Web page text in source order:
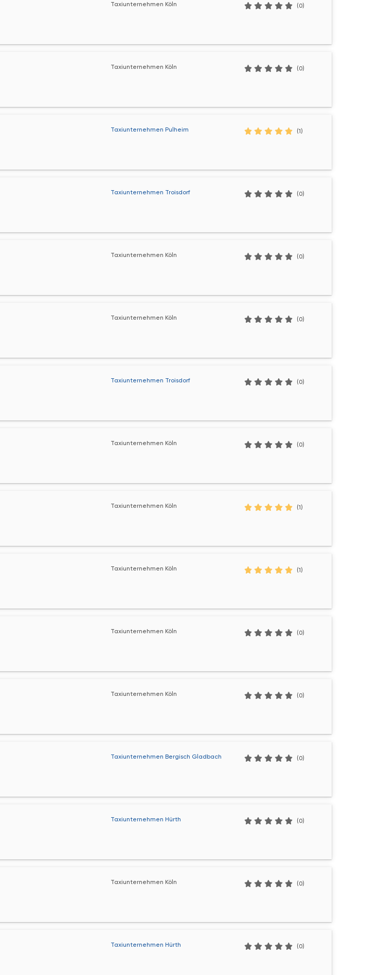
Taxiunternehmen Köln (0)
Taxiunternehmen Köln (0)
Taxiunternehmen Pulheim (1)
Taxiunternehmen Troisdorf (0)
Taxiunternehmen Köln (0)
Taxiunternehmen Köln (0)
Taxiunternehmen Troisdorf (0)
Taxiunternehmen Köln (0)
Taxiunternehmen Köln (1)
Taxiunternehmen Köln (1)
Taxiunternehmen Köln (0)
Taxiunternehmen Köln (0)
Taxiunternehmen Bergisch Gladbach (0)
Taxiunternehmen Hürth (0)
Taxiunternehmen Köln (0)
Taxiunternehmen Hürth (0)